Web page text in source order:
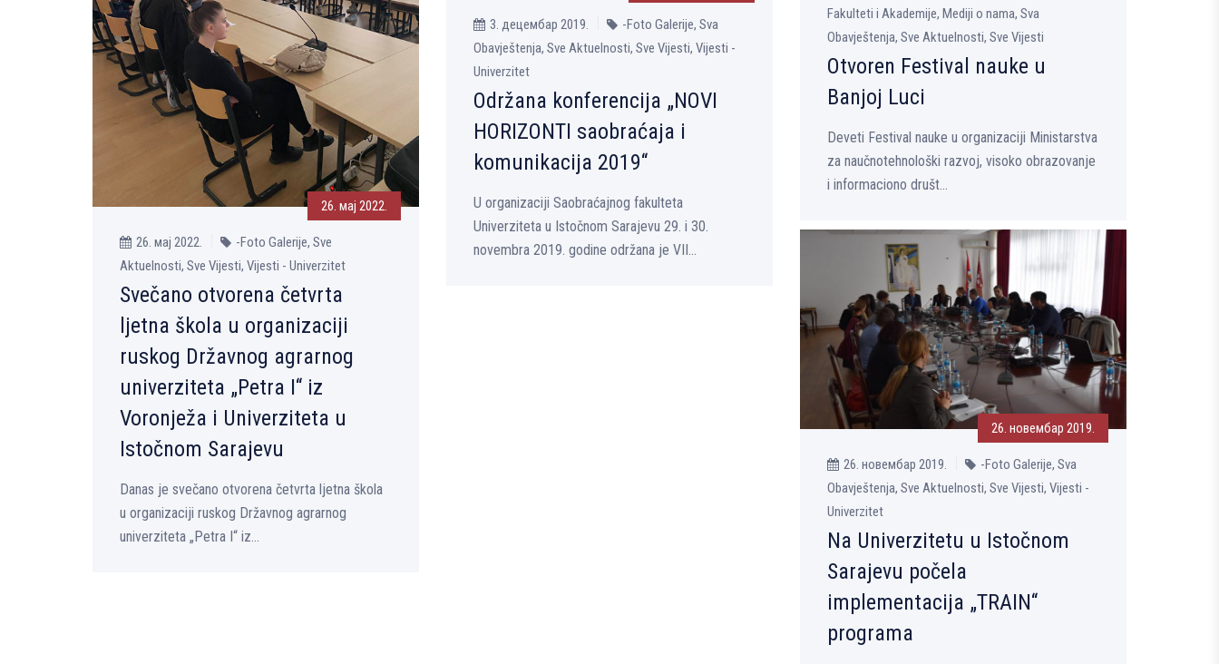
26. мај 2022.
26. мај 2022.
-Foto Galerije, Sve
Aktuelnosti, Sve Vijesti, Vijesti - Univerzitet
Svečano otvorena četvrta
ljetna škola u organizaciji
ruskog Državnog agrarnog
univerziteta „Petra I“ iz
Voronježa i Univerziteta u
Istočnom Sarajevu
Danas je svečano otvorena četvrta ljetna škola
u organizaciji ruskog Državnog agrarnog
univerziteta „Petra I“ iz...
3. децембар 2019.
-Foto Galerije, Sva
Obavještenja, Sve Aktuelnosti, Sve Vijesti, Vijesti -
Univerzitet
Održana konferencija „NOVI
HORIZONTI saobraćaja i
komunikacija 2019“
U organizaciji Saobraćajnog fakulteta
Univerziteta u Istočnom Sarajevu 29. i 30.
novembra 2019. godine održana je VII...
Fakulteti i Akademije, Mediji o nama, Sva
Obavještenja, Sve Aktuelnosti, Sve Vijesti
Otvoren Festival nauke u
Banjoj Luci
Deveti Festival nauke u organizaciji Ministarstva
za naučnotehnološki razvoj, visoko obrazovanje
i informaciono društ...
26. новембар 2019.
26. новембар 2019.
-Foto Galerije, Sva
Obavještenja, Sve Aktuelnosti, Sve Vijesti, Vijesti -
Univerzitet
Na Univerzitetu u Istočnom
Sarajevu počela
implementacija „TRAIN“
programa